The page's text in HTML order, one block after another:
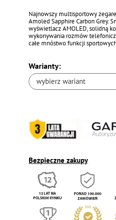
Najnowszy multisportowy
Amoled Sapphire Carbon Grey.
wyświetlacz AMOLED, solidną
wykonywania rozmów
całe mnóstwo funkcji
Warianty:
wybierz wariant
Bezpieczne zakupy